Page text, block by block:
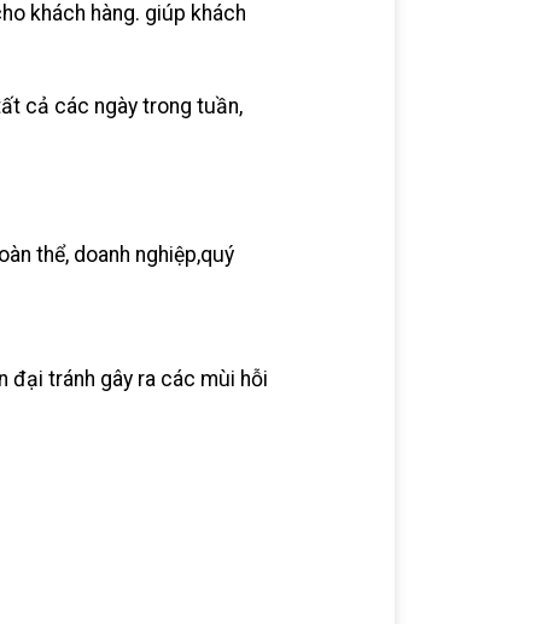
khách hàng. giúp khách
cả các ngày trong tuần,
thể, doanh nghiệp,quý
đại tránh gây ra các mùi hỗi